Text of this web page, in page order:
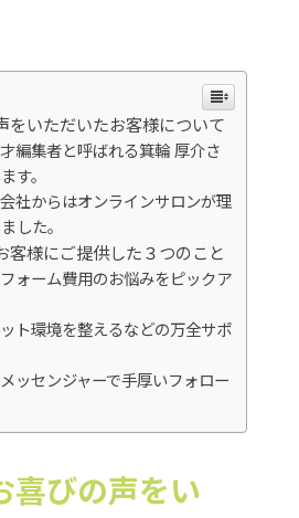
をいただいたお客様について
編集者と呼ばれる箕輪 厚介さ
す。
社からはオンラインサロンが理
した。
客様にご提供した３つのこと
ォーム費用のお悩みをピックア
ト環境を整えるなどの万全サポ
ッセンジャーで手厚いフォロー
喜びの声をい